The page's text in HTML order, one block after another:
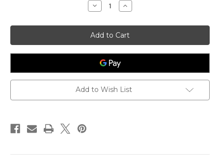
Decrease
Quantity
Aileen
R1
Increase
Quantity
Aileen
R1
Add to Wish List